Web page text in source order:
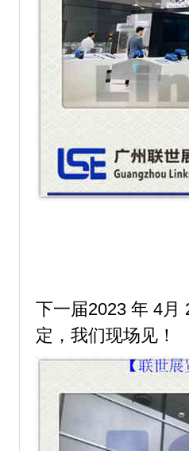
下一届2023 年 4月
定，我们现场见！